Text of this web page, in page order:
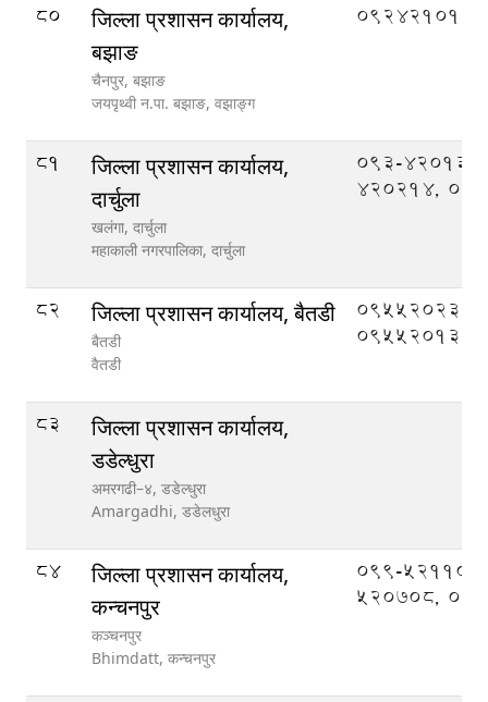
80
जिल्ला प्रशासन कार्यालय,
बझाङ
चैनपुर, बझाङ
जयपृथ्वी न.पा. बझाङ, वझाङ्ग
092421013
81
जिल्ला प्रशासन कार्यालय,
दार्चुला
खलंगा, दार्चुला
महाकाली नगरपालिका, दार्चुला
093-
420214,
82 जिल्ला प्रशासन कार्यालय, बैतडी
बैतडी
वैतडी
095520233,
095520133
83
जिल्ला प्रशासन कार्यालय,
डडेल्धुरा
अमरगढी–४, डडेल्धुरा
Amargadhi, डडेलधुरा
84
जिल्ला प्रशासन कार्यालय,
कन्चनपुर
कञ्चनपुर
Bhimdatt, कन्चनपुर
099-
520708,